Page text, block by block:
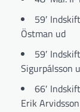
59′
Östman ud
59′
Sigurpálsson
66′
Erik